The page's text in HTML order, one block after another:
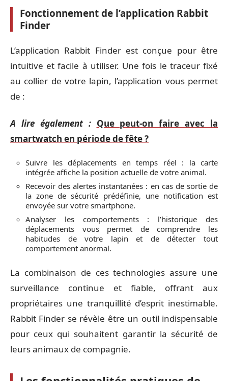
Fonctionnement de l’application Rabbit
Finder
L’application Rabbit Finder est conçue pour être
intuitive et facile à utiliser. Une fois le traceur fixé
au collier de votre lapin, l’application vous permet
de :
A lire également : Que peut-on faire avec la
smartwatch en période de fête ?
Suivre les déplacements en temps réel : la carte
intégrée affiche la position actuelle de votre animal.
Recevoir des alertes instantanées : en cas de sortie de
la zone de sécurité prédéfinie, une notification est
envoyée sur votre smartphone.
Analyser les comportements : l’historique des
déplacements vous permet de comprendre les
habitudes de votre lapin et de détecter tout
comportement anormal.
La combinaison de ces technologies assure une
surveillance continue et fiable, offrant aux
propriétaires une tranquillité d’esprit inestimable.
Rabbit Finder se révèle être un outil indispensable
pour ceux qui souhaitent garantir la sécurité de
leurs animaux de compagnie.